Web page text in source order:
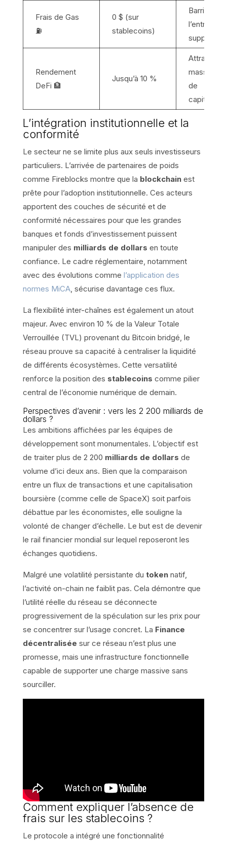
Frais de Gas
⛽
0 $ (sur
stablecoins)
Barrière à
l’entrée
supprimée
Rendement
DeFi 🏦
Jusqu’à 10 %
Attraction
massive
de
capitaux
L’intégration institutionnelle et la
conformité
Le secteur ne se limite plus aux seuls investisseurs
particuliers. L’arrivée de partenaires de poids
comme Fireblocks montre que la blockchainest
prête pour l’adoption institutionnelle. Ces acteurs
apportent des couches de sécurité et de
conformité nécessaires pour que les grandes
banques et fonds d’investissement puissent
manipuler des milliards de dollars en toute
confiance. Le cadre réglementaire, notamment
avec des évolutions comme l’application des
normes MiCA, sécurise davantage ces flux.
La flexibilité inter-chaînes est également un atout
majeur. Avec environ 10 % de la Valeur Totale
Verrouillée (TVL) provenant du Bitcoin bridgé, le
réseau prouve sa capacité à centraliser la liquidité
de différents écosystèmes. Cette versatilité
renforce la position des stablecoins comme pilier
central de l’économie numérique de demain.
Perspectives d’avenir : vers les 2 200 milliards de
dollars ?
Les ambitions affichées par les équipes de
développement sont monumentales. L’objectif est
de traiter plus de 2 200 milliards de dollars de
volume d’ici deux ans. Bien que la comparaison
entre un flux de transactions et une capitalisation
boursière (comme celle de SpaceX) soit parfois
débattue par les économistes, elle souligne la
volonté de changer d’échelle. Le but est de devenir
le rail financier mondial sur lequel reposeront les
échanges quotidiens.
Malgré une volatilité persistante du tokennatif,
l’activité on-chain ne faiblit pas. Cela démontre que
l’utilité réelle du réseau se déconnecte
progressivement de la spéculation sur les prix pour
se concentrer sur l’usage concret. La Finance
décentralisée sur ce réseau n’est plus une
promesse, mais une infrastructure fonctionnelle
capable de supporter une charge massive sans
sourciller.
Comment expliquer l’absence de
frais sur les stablecoins ?
Le protocole a intégré une fonctionnalité